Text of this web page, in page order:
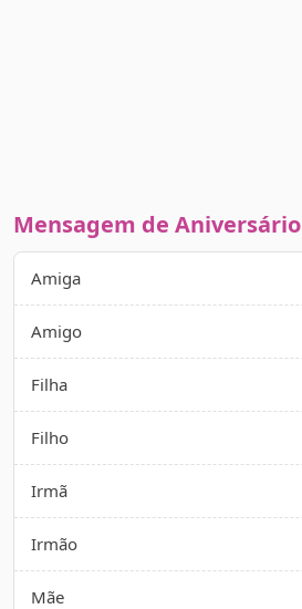
Mensagem de Aniversário
Amiga
Amigo
Filha
Filho
Irmã
Irmão
Mãe